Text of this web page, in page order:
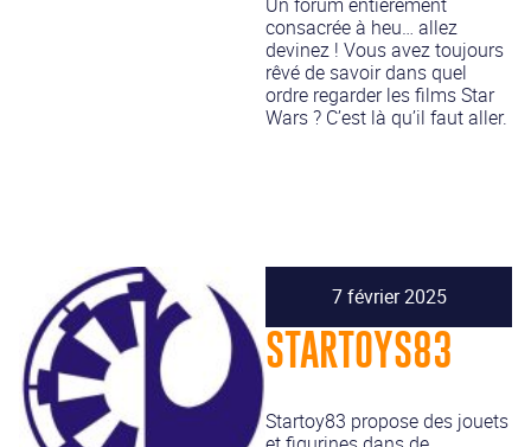
consacrée à heu… allez
devinez ! Vous avez toujours
rêvé de savoir dans quel
ordre regarder les films Star
Wars ? C’est là qu’il faut aller.
7 février 2025
STARTOYS83
Startoy83 propose des jouets